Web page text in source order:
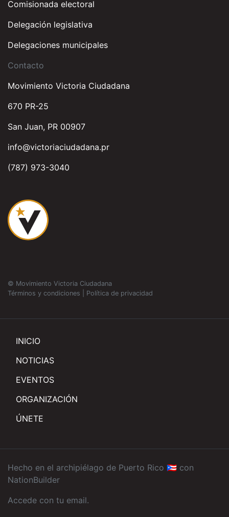
Comisionada electoral
Delegación legislativa
Delegaciones municipales
Contacto
Movimiento Victoria Ciudadana
670 PR-25
San Juan, PR 00907
info@victoriaciudadana.pr
(787) 973-3040
© Movimiento Victoria Ciudadana
Términos y condiciones
Política de privacidad
INICIO
NOTICIAS
EVENTOS
ORGANIZACIÓN
ÚNETE
Hecho en el archipiélago de Puerto Rico 🇵🇷 con
NationBuilder
Accede con tu email.